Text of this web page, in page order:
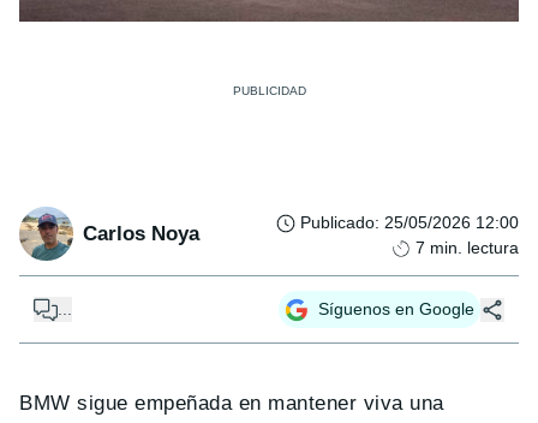
Carlos Noya Publicado: 25/05/2026 12:00
7 min. lectura
Síguenos en Google
BMW sigue empeñada en mantener viva una